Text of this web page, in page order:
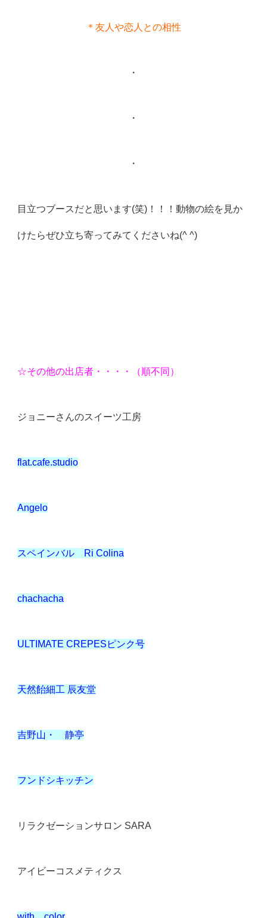
＊友人や恋人との相性
・
・
・
目立つブースだと思います(笑)！！！動物の絵を見か
けたらぜひ立ち寄ってみてくださいね(^ ^)
☆その他の出店者・・・・（順不同）
ジョニーさんのスイーツ工房
flat.cafe.studio
Angelo
スペインバル Ri Colina
chachacha
ULTIMATE CREPES ピンク号
天然飴細工 辰友堂
吉野山・ 静亭
フンドシキッチン
リラクゼーションサロン SARA
アイビーコスメティクス